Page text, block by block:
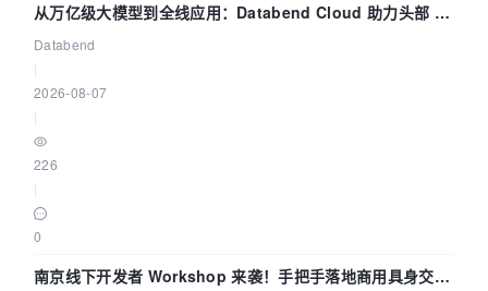
从万亿级大模型到全线应用：Databend Cloud 助力头部 AI
企业构建全链路 Trace 数据管道
Databend
2026-08-07
226
0
南京线下开发者 Workshop 来袭！手把手落地商用具身交互